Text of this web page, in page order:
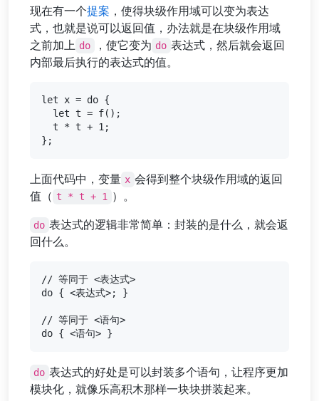
现在有一个提案 ，使得块级作用域可以变为表达
式，也就是说可以返回值，办法就是在块级作用域
之前加上 do ，使它变为 do 表达式，然后就会返回
内部最后执行的表达式的值。
let x = do {
  let t = f();
  t * t + 1;
上面代码中，变量 x 会得到整个块级作用域的返回
值（ t * t + 1 ）。
do 表达式的逻辑非常简单：封装的是什么，就会返
回什么。
// 等同于 <表达式>
do { <表达式>; }
// 等同于 <语句>
do 表达式的好处是可以封装多个语句，让程序更加
模块化，就像乐高积木那样一块块拼装起来。